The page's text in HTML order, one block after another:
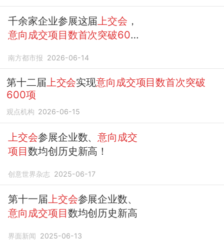
千余家企业参展这届 上交会 ，
意向成交项目数首次突破600
南方都市报 2026-06-14
第十二届上交会实现意向成交项目数首次突破
600项
观点机构 2026-06-15
上交会参展企业数、意向成交
项目数均创历史新高！
创意世界杂志 2025-06-17
第十一届上交会参展企业数、
意向成交项目数均创历史新高
界面新闻 2025-06-13